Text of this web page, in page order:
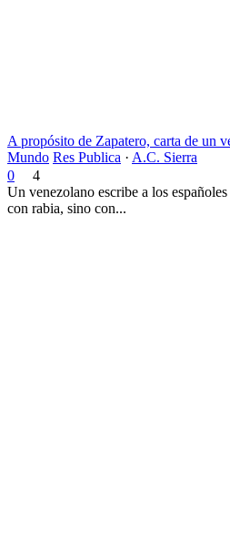
A propósito de Zapatero, carta de un
Mundo Res Publica · A.C. Sierra
0
4
Un venezolano escribe a los
con rabia, sino con...